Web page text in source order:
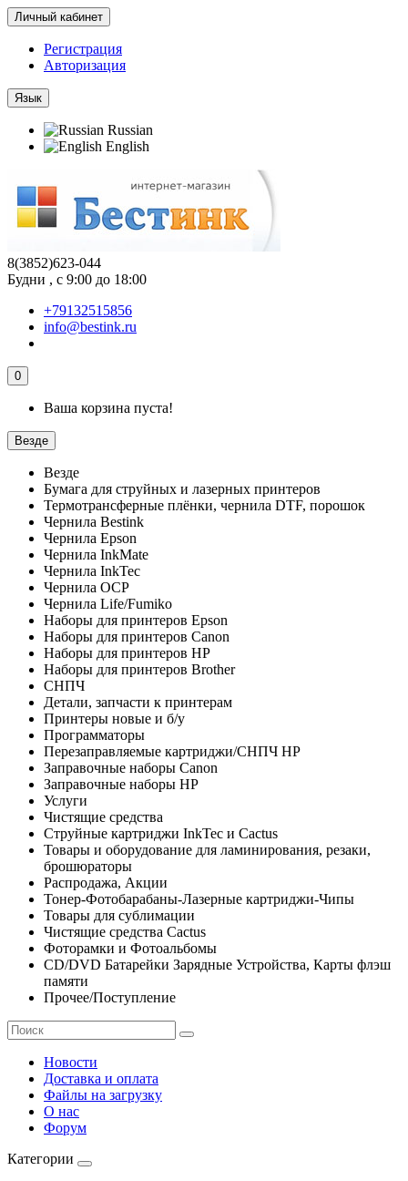
Личный кабинет
Регистрация
Авторизация
Язык
Russian
English
8(3852)623-044
Будни , с 9:00 до 18:00
+79132515856
info@bestink.ru
0
Ваша корзина пуста!
Везде
Везде
Бумага для струйных и лазерных принтеров
Термотрансферные плёнки, чернила DTF, порошок
Чернила Bestink
Чернила Epson
Чернила InkMate
Чернила InkTec
Чернила OCP
Чернила Life/Fumiko
Наборы для принтеров Epson
Наборы для принтеров Canon
Наборы для принтеров HP
Наборы для принтеров Brother
СНПЧ
Детали, запчасти к принтерам
Принтеры новые и б/у
Программаторы
Перезаправляемые картриджи/СНПЧ HP
Заправочные наборы Canon
Заправочные наборы HP
Услуги
Чистящие средства
Струйные картриджи InkTec и Cactus
Товары и оборудование для ламинирования, резаки,
брошюраторы
Распродажа, Акции
Тонер-Фотобарабаны-Лазерные картриджи-Чипы
Товары для сублимации
Чистящие средства Cactus
Фоторамки и Фотоальбомы
CD/DVD Батарейки Зарядные Устройства, Карты флэш
памяти
Прочее/Поступление
Новости
Доставка и оплата
Файлы на загрузку
О нас
Форум
Категории